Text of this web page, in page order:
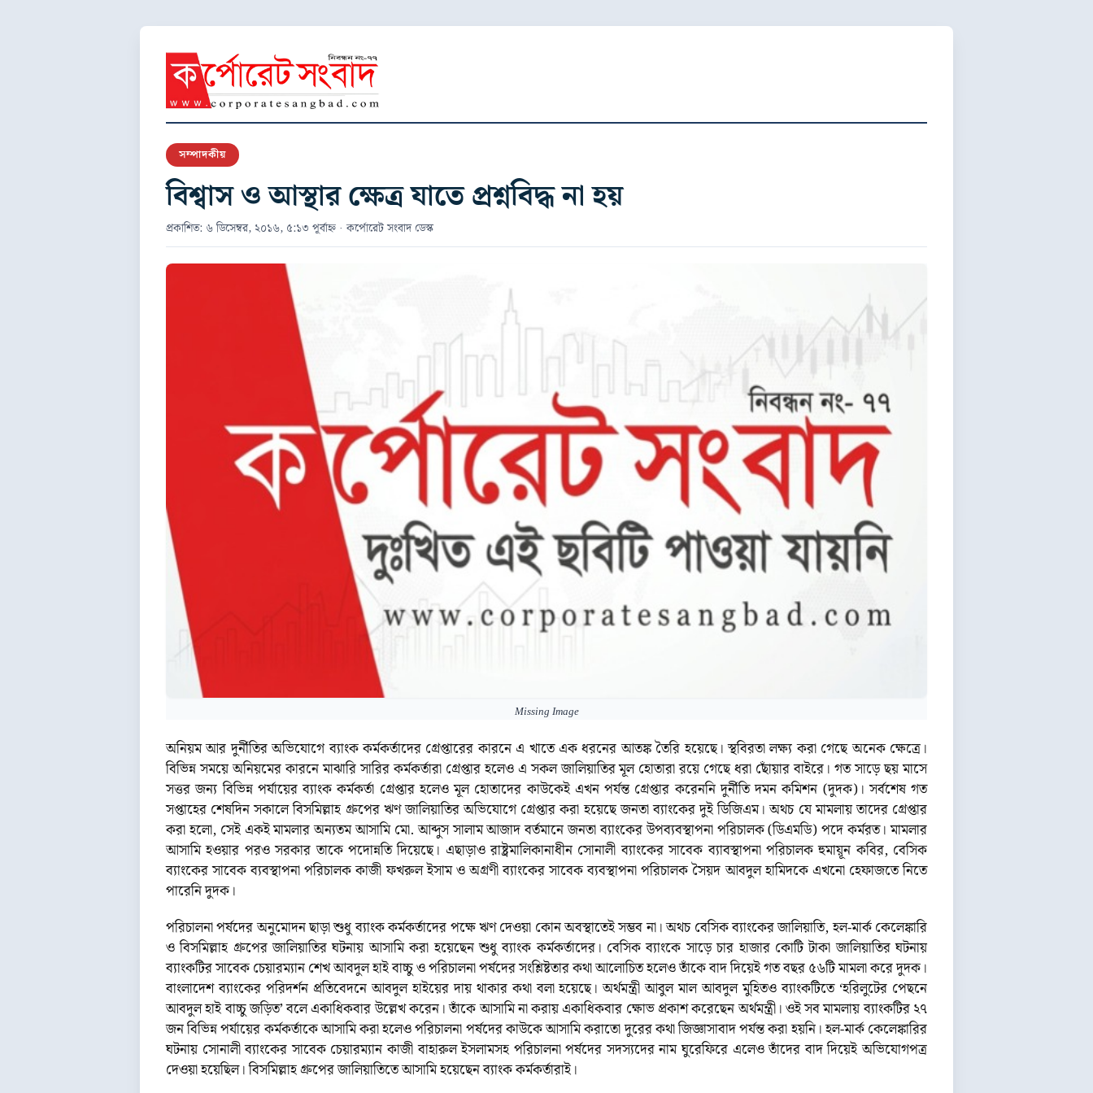
সম্পাদকীয়
বিশ্বাস ও আস্থার ক্ষেত্র যাতে প্রশ্নবিদ্ধ না হয়
প্রকাশিত: ৬ ডিসেম্বর, ২০১৬, ৫:১৩ পূর্বাহ্ন · কর্পোরেট সংবাদ ডেস্ক
Missing Image
অনিয়ম আর দুর্নীতির অভিযোগে ব্যাংক কর্মকর্তাদের গ্রেপ্তারের কারনে এ খাতে এক ধরনের আতঙ্ক তৈরি হয়েছে। স্থবিরতা লক্ষ্য করা গেছে অনেক ক্ষেত্রে।
বিভিন্ন সময়ে অনিয়মের কারনে মাঝারি সারির কর্মকর্তারা গ্রেপ্তার হলেও এ সকল জালিয়াতির মূল হোতারা রয়ে গেছে ধরা ছোঁয়ার বাইরে। গত সাড়ে ছয় মাসে
সত্তর জন্য বিভিন্ন পর্যায়ের ব্যাংক কর্মকর্তা গ্রেপ্তার হলেও মূল হোতাদের কাউকেই এখন পর্যন্ত গ্রেপ্তার করেননি দুর্নীতি দমন কমিশন (দুদক)। সর্বশেষ গত
সপ্তাহের শেষদিন সকালে বিসমিল্লাহ গ্রুপের ঋণ জালিয়াতির অভিযোগে গ্রেপ্তার করা হয়েছে জনতা ব্যাংকের দুই ডিজিএম। অথচ যে মামলায় তাদের গ্রেপ্তার
করা হলো, সেই একই মামলার অন্যতম আসামি মো. আব্দুস সালাম আজাদ বর্তমানে জনতা ব্যাংকের উপব্যবস্থাপনা পরিচালক (ডিএমডি) পদে কর্মরত। মামলার
আসামি হওয়ার পরও সরকার তাকে পদোন্নতি দিয়েছে। এছাড়াও রাষ্ট্রমালিকানাধীন সোনালী ব্যাংকের সাবেক ব্যাবস্থাপনা পরিচালক হুমায়ূন কবির, বেসিক
ব্যাংকের সাবেক ব্যবস্থাপনা পরিচালক কাজী ফখরুল ইসাম ও অগ্রণী ব্যাংকের সাবেক ব্যবস্থাপনা পরিচালক সৈয়দ আবদুল হামিদকে এখনো হেফাজতে নিতে
পারেনি দুদক।
পরিচালনা পর্ষদের অনুমোদন ছাড়া শুধু ব্যাংক কর্মকর্তাদের পক্ষে ঋণ দেওয়া কোন অবস্থাতেই সম্ভব না। অথচ বেসিক ব্যাংকের জালিয়াতি, হল-মার্ক কেলেঙ্কারি
ও বিসমিল্লাহ গ্রুপের জালিয়াতির ঘটনায় আসামি করা হয়েছেন শুধু ব্যাংক কর্মকর্তাদের। বেসিক ব্যাংকে সাড়ে চার হাজার কোটি টাকা জালিয়াতির ঘটনায়
ব্যাংকটির সাবেক চেয়ারম্যান শেখ আবদুল হাই বাচ্চু ও পরিচালনা পর্ষদের সংশ্লিষ্টতার কথা আলোচিত হলেও তাঁকে বাদ দিয়েই গত বছর ৫৬টি মামলা করে দুদক।
বাংলাদেশ ব্যাংকের পরিদর্শন প্রতিবেদনে আবদুল হাইয়ের দায় থাকার কথা বলা হয়েছে। অর্থমন্ত্রী আবুল মাল আবদুল মুহিতও ব্যাংকটিতে ‘হরিলুটের পেছনে
আবদুল হাই বাচ্চু জড়িত’ বলে একাধিকবার উল্লেখ করেন। তাঁকে আসামি না করায় একাধিকবার ক্ষোভ প্রকাশ করেছেন অর্থমন্ত্রী। ওই সব মামলায় ব্যাংকটির ২৭
জন বিভিন্ন পর্যায়ের কর্মকর্তাকে আসামি করা হলেও পরিচালনা পর্ষদের কাউকে আসামি করাতো দুরের কথা জিজ্ঞাসাবাদ পর্যন্ত করা হয়নি। হল-মার্ক কেলেঙ্কারির
ঘটনায় সোনালী ব্যাংকের সাবেক চেয়ারম্যান কাজী বাহারুল ইসলামসহ পরিচালনা পর্ষদের সদস্যদের নাম ঘুরেফিরে এলেও তাঁদের বাদ দিয়েই অভিযোগপত্র
দেওয়া হয়েছিল। বিসমিল্লাহ গ্রুপের জালিয়াতিতে আসামি হয়েছেন ব্যাংক কর্মকর্তারাই।